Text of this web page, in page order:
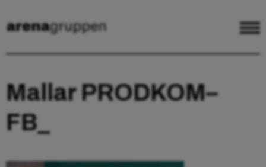
Mallar PRODKOM–
FB_